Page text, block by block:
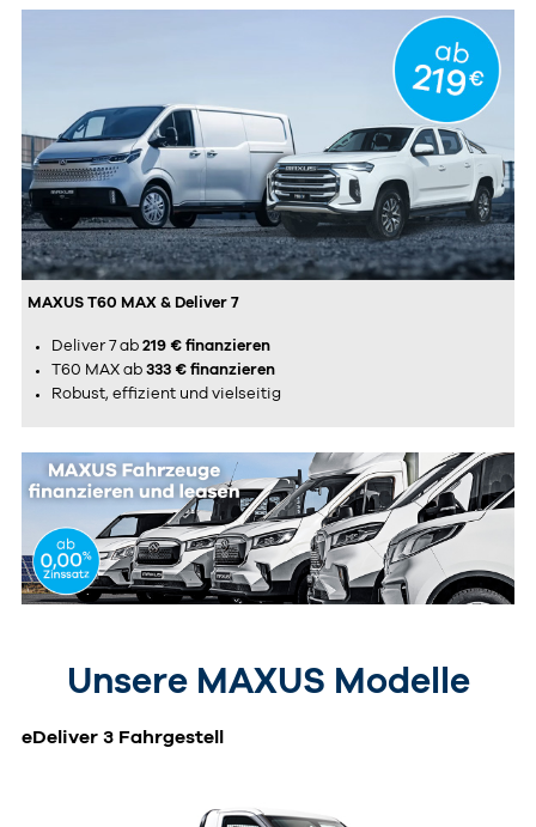
MAXUS T60 MAX & Deliver 7
Deliver 7 ab 219 € finanzieren
T60 MAX ab 333 € finanzieren
Robust, effizient und vielseitig
Unsere MAXUS Modelle
eDeliver 3 Fahrgestell